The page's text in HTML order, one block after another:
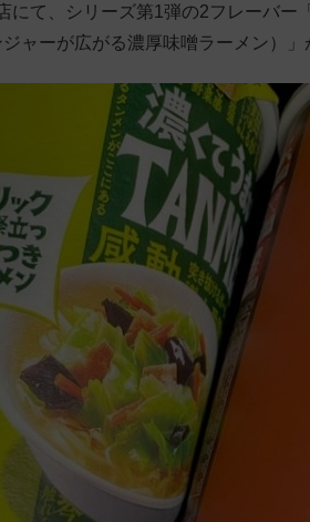
にて、シリーズ第1弾の2フレーバー
ャーが広がる濃厚味噌ラーメン）」